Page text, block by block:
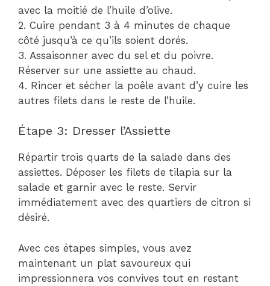
avec la moitié de l’huile d’olive.
2. Cuire pendant 3 à 4 minutes de chaque
côté jusqu’à ce qu’ils soient dorés.
3. Assaisonner avec du sel et du poivre.
Réserver sur une assiette au chaud.
4. Rincer et sécher la poêle avant d’y cuire les
autres filets dans le reste de l’huile.
Étape 3: Dresser l’Assiette
Répartir trois quarts de la salade dans des
assiettes. Déposer les filets de tilapia sur la
salade et garnir avec le reste. Servir
immédiatement avec des quartiers de citron si
désiré.
Avec ces étapes simples, vous avez
maintenant un plat savoureux qui
impressionnera vos convives tout en restant